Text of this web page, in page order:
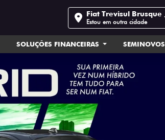
Fiat Trevisul Brusque
Estou em outra cidade
SOLUÇÕES FINANCEIRAS SEMINOVOS